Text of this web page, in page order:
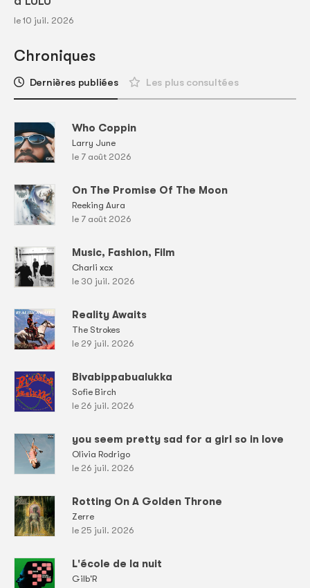
le 10 juil. 2026
Chroniques
Dernières publiées Les plus consultées
Who Coppin
Larry June
le 7 août 2026
On The Promise Of The Moon
Reeking Aura
le 7 août 2026
Music, Fashion, Film
Charli xcx
le 30 juil. 2026
Reality Awaits
The Strokes
le 29 juil. 2026
Bivabippabualukka
Sofie Birch
le 26 juil. 2026
you seem pretty sad for a girl so in love
Olivia Rodrigo
le 26 juil. 2026
Rotting On A Golden Throne
Zerre
le 25 juil. 2026
L'école de la nuit
Gilb'R